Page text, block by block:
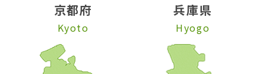
京都府
Kyoto
兵庫県
Hyogo